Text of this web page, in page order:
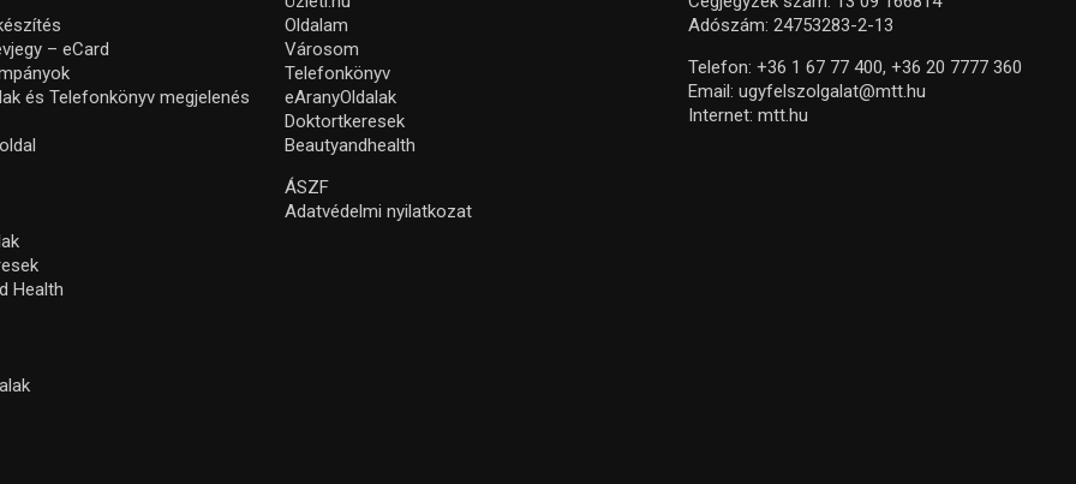
– eCard
és Telefonkönyv megjelenés
Health
Oldalam
Városom
Telefonkönyv
eAranyOldalak
Doktortkeresek
Beautyandhealth
ÁSZF
Adatvédelmi nyilatkozat
Adószám: 24753283-2-13
Telefon:+36 1 67 77 400, +36 20 7777 360
Email:ugyfelszolgalat@mtt.hu
Internet:mtt.hu